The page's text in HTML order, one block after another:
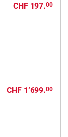
CHF 197.00
CHF 1’699.00